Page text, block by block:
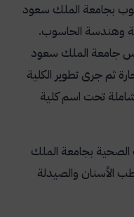
بجامعة الملك سعود
وهندسة الحاسوب.
جامعة الملك سعود
ثم جرى تطوير الكلية
تحت اسم كلية
بجامعة الملك
الأسنان والصيدلة